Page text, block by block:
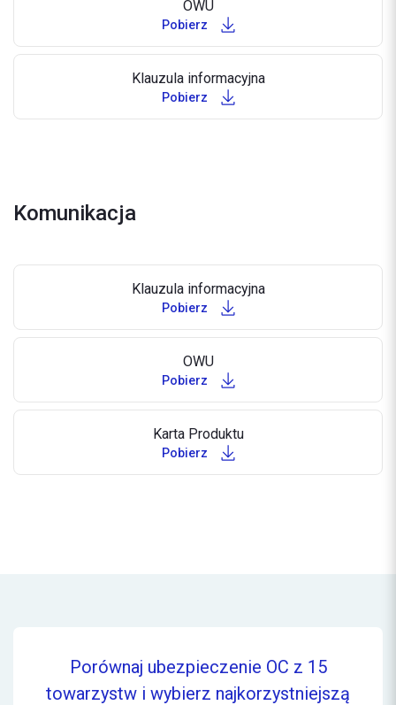
OWU
Pobierz
Klauzula informacyjna
Pobierz
Komunikacja
Klauzula informacyjna
Pobierz
OWU
Pobierz
Karta Produktu
Pobierz
Porównaj ubezpieczenie OC z 15
towarzystw i wybierz najkorzystniejszą